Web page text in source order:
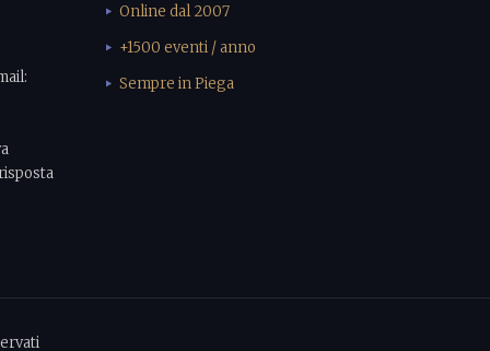
Online dal 2007
+1500 eventi / anno
Sempre in Piega